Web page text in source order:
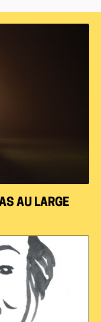
AU LARGE